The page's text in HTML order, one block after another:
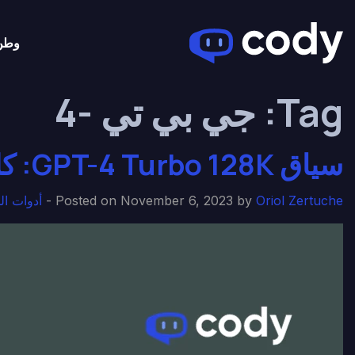
Tag: جي بي تي -4
سياق GPT-4 Turbo 128K: كل ما تحتاج إلى معرفته
Posted on November 6, 2023 by Oriol Zertuche
- أدوات